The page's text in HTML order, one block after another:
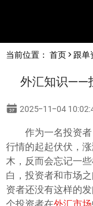
English
繁體中文
한글
日本語
当前位置： 首页> 跟单
外汇知识——
2025-11-04
作为一名投资
行情的起起伏伏，
木，反而会忘记一
白，投资者和市场
资者还没有这样的